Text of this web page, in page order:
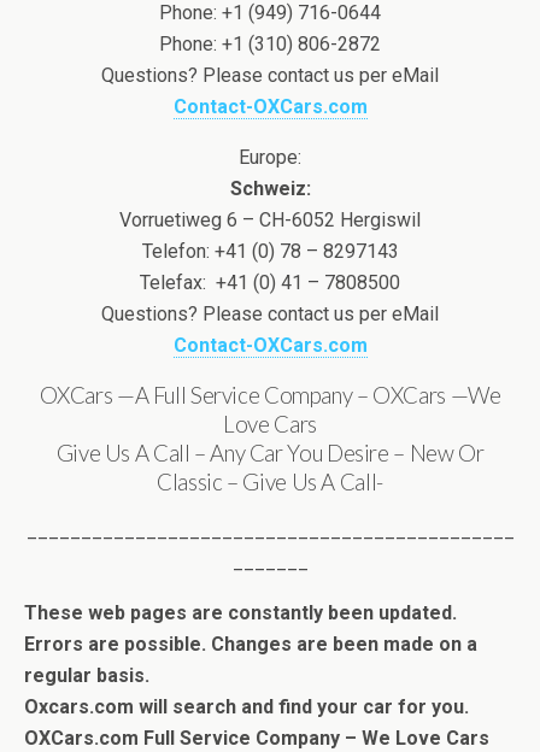
Phone: +1 (949) 716-0644
Phone: +1 (310) 806-2872
Questions? Please contact us per eMail
Contact-OXCars.com
Europe:
Schweiz:
Vorruetiweg 6 – CH-6052 Hergiswil
Telefon: +41 (0) 78 – 8297143
Telefax: +41 (0) 41 – 7808500
Questions? Please contact us per eMail
Contact-OXCars.com
OXCars —A Full Service Company – OXCars —We
Love Cars
Give Us A Call – Any Car You Desire – New Or
Classic – Give Us A Call-
These web pages are constantly been updated.
Errors are possible. Changes are been made on a
regular basis.
Oxcars.com will search and find your car for you.
OXCars.com Full Service Company – We Love Cars